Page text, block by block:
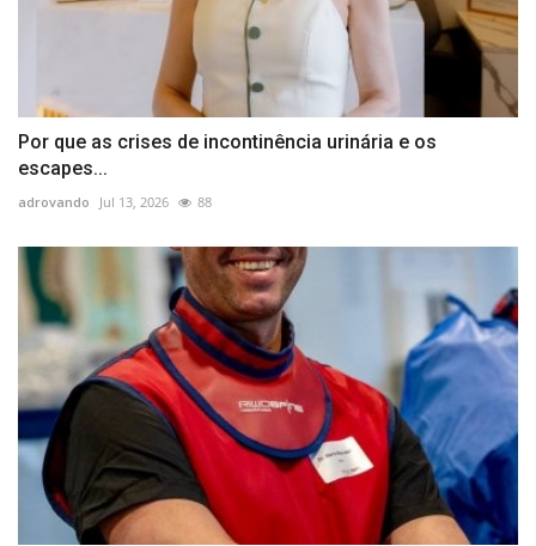
Por que as crises de incontinência urinária e os
escapes...
adrovando Jul 13, 2026 88